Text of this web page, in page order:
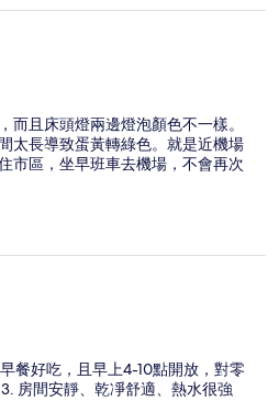
而且床頭燈兩邊燈泡顏色不一樣。
太長導致蛋黃轉綠色。就是近機場
市區，坐早班車去機場，不會再次
餐好吃，且早上4-10點開放，對零
房間安靜、乾凈舒適、熱水很強